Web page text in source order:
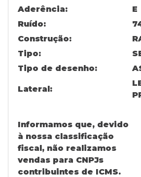
Aderência:
E
Ruído:
Construção:
Tipo:
Tipo de desenho:
Lateral:
Informamos que, devido
à nossa classificação
fiscal, não realizamos
vendas para CNPJs
contribuintes de ICMS.